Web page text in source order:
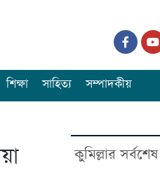
শিক্ষা সাহিত্য সম্পাদকীয়
কুমিল্লার